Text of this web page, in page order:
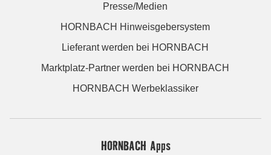
Presse/Medien
HORNBACH Hinweisgebersystem
Lieferant werden bei HORNBACH
Marktplatz-Partner werden bei HORNBACH
HORNBACH Werbeklassiker
HORNBACH Apps